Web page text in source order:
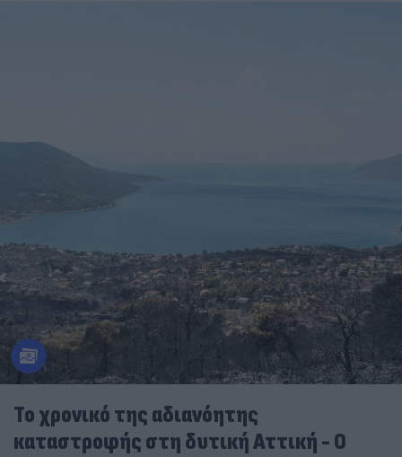
Το χρονικό της αδιανόητης
καταστροφής στη δυτική Αττική - Ο